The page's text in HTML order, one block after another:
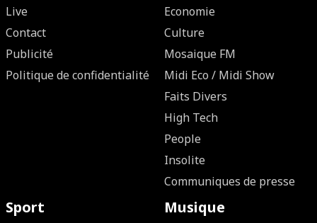
Live
Contact
Publicité
Politique de confidentialité
Economie
Culture
Mosaique FM
Midi Eco / Midi Show
Faits Divers
High Tech
People
Insolite
Communiques de presse
Sport Musique